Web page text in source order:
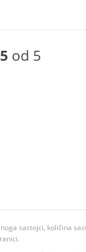
5 od 5
sastojci, količina